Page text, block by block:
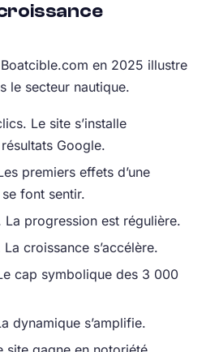
en 2025 illustre
le secteur nautique.
Le site s’installe
Google.
premiers effets d’une
font sentir.
progression est régulière.
croissance s’accélère.
cap symbolique des 3 000
dynamique s’amplifie.